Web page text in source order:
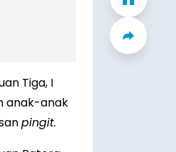
Tiga, I
anak-anak
pingit.